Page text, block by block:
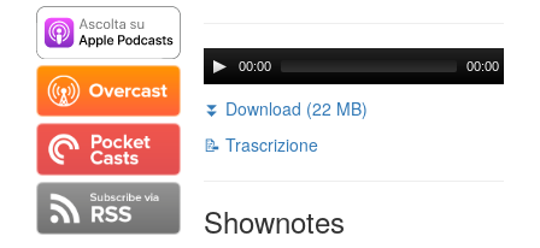
00:00 00:00
⏬ Download (22 MB)
📝 Trascrizione
Shownotes